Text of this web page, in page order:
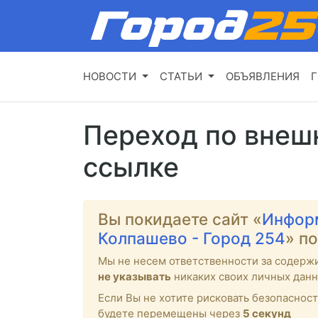
НОВОСТИ СТАТЬИ ОБЪЯВЛЕНИЯ
Переход по
ссылке
Вы покидаете сайт «
Колпашево - Город 254»
Мы не несем ответственности за
не указывать никаких своих личных
Если Вы не хотите рисковать
будете перемещены через 5 секунд